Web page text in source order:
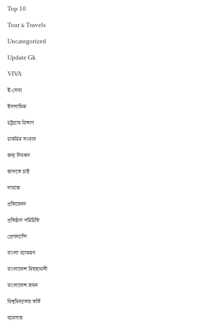
Top 10
Tour & Travels
Uncategorized
Update Gk
VIVA
ই-সেবা
ইসলামিক
চট্রগ্রাম বিভাগ
চাকরির সংবাদ
জন্ম নিবন্ধন
জানতে চাই
নামাজ
প্রতিবেদন
প্রতিষ্ঠান পরিচিতি
প্রেগন্যান্সি
বাংলা ব্যাকরণ
বাংলাদেশ বিষয়াবলী
বাংলাদেশ ভ্রমন
বিশ্ববিদ্যালয় ভর্তি
ব্যবসায়